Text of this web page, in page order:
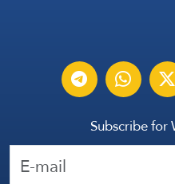
Subscribe for